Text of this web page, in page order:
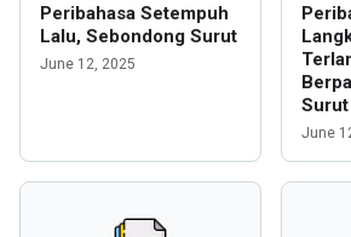
Peribahasa Setempuh
Lalu, Sebondong Surut
June 12, 2025
Surut
June